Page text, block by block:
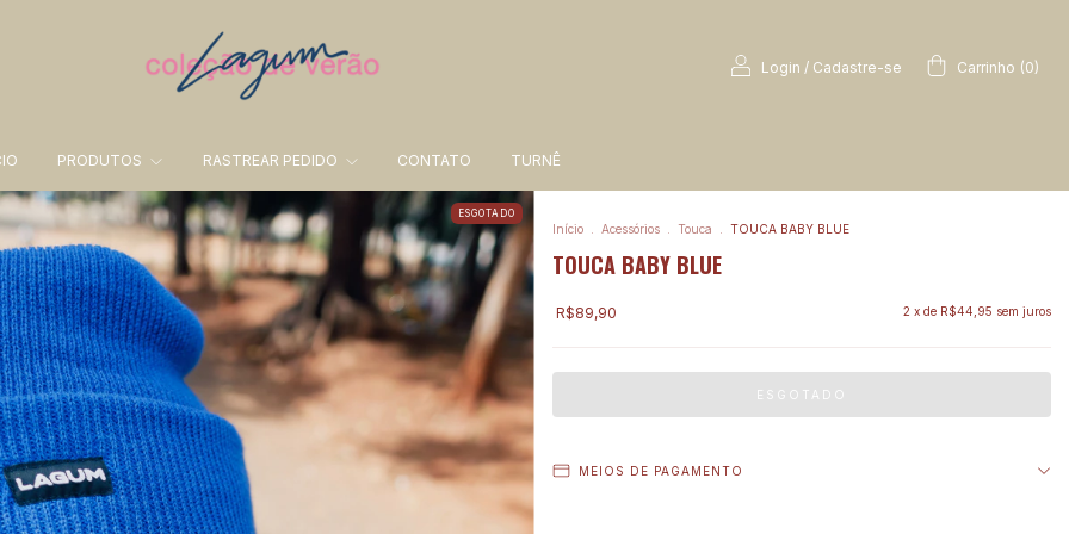
Login / Cadastre-se Carrinho (0)
PRODUTOS RASTREAR PEDIDO CONTATO TURNÊ
ESGOTADO
Início Acessórios Touca TOUCA BABY BLUE
TOUCA BABY BLUE
R$89,90 2 x de R$44,95 sem juros
MEIOS DE PAGAMENTO